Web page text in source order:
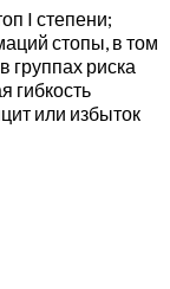
I степени;
стопы, в том
группах риска
гибкость
или избыток